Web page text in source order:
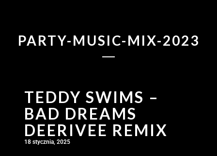
PARTY-MUSIC-MIX-2023
TEDDY SWIMS –
BAD DREAMS
DEERIVEE REMIX
18 stycznia, 2025